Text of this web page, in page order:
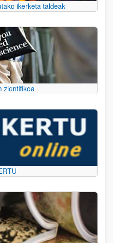
ikerketa taldeak
zientifikoa